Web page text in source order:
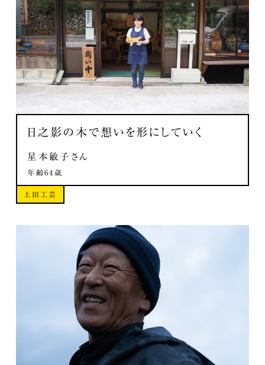
日之影の木で想いを形にしていく
星本敏子さん
年齢64歳
上田工芸